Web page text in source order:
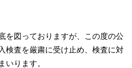
を図っておりますが、この度の公
検査を厳粛に受け止め、検査に対
いります。